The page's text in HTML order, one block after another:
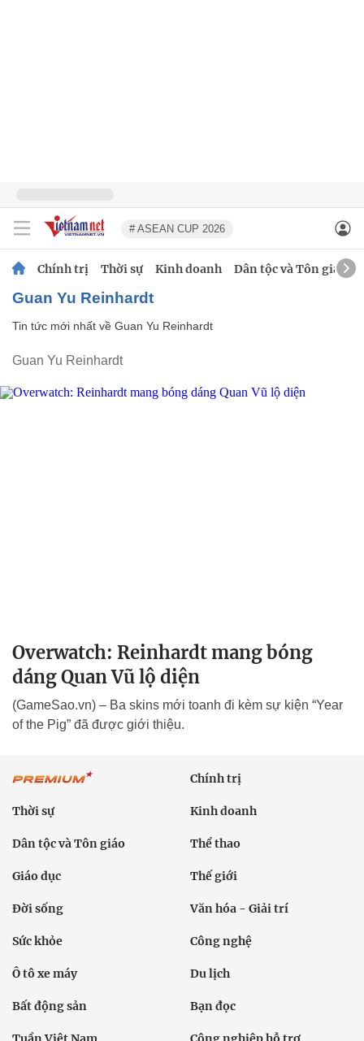
# ASEAN CUP 2026
Chính trị Thời sự Kinh doanh Dân tộc và Tôn giáo
Guan Yu Reinhardt
Tin tức mới nhất về Guan Yu Reinhardt
Guan Yu Reinhardt
Overwatch: Reinhardt mang bóng
dáng Quan Vũ lộ diện
(GameSao.vn) – Ba skins mới toanh đi kèm sự kiện “Year
of the Pig” đã được giới thiệu.
Chính trị
Thời sự Kinh doanh
Dân tộc và Tôn giáo Thể thao
Giáo dục Thế giới
Đời sống Văn hóa - Giải trí
Sức khỏe Công nghệ
Ô tô xe máy Du lịch
Bất động sản Bạn đọc